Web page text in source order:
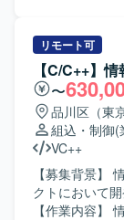
の協業を通じ
ております。 【作業内容】 ・スマートフォン向けゲームお
よびWebサー
用を行います
横断して、イ
きます。 ・新
にとって最適
ーマンス向上
決に取り組んでいただきま
ラアーキテク
リモート可
【C/C++】
〜
品川区（東
組込・制御(
VC++
【募集背景】
クトにおいて
【作業内容】